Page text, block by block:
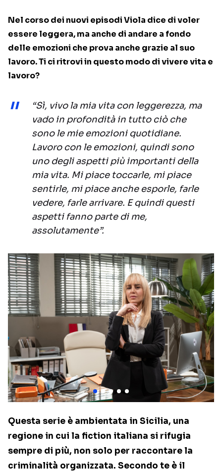
Nel corso dei nuovi episodi Viola dice di voler
essere leggera, ma anche di andare a fondo
delle emozioni che prova anche grazie al suo
lavoro. Ti ci ritrovi in questo modo di vivere vita e
lavoro?
“Sì, vivo la mia vita con leggerezza, ma
vado in profondità in tutto ciò che
sono le mie emozioni quotidiane.
Lavoro con le emozioni, quindi sono
uno degli aspetti più importanti della
mia vita. Mi piace toccarle, mi piace
sentirle, mi piace anche esporle, farle
vedere, farle arrivare. E quindi questi
aspetti fanno parte di me,
assolutamente”.
Questa serie è ambientata in Sicilia, una
regione in cui la fiction italiana si rifugia
sempre di più, non solo per raccontare la
criminalità organizzata. Secondo te è il